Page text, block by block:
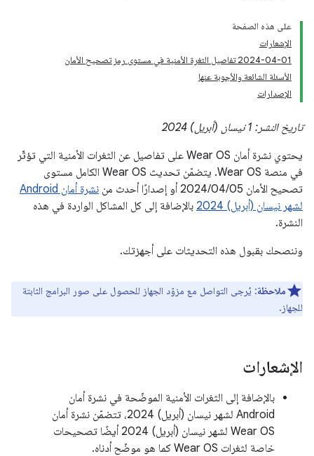
على هذه الصفحة
الإشعارات
‎2024-04-01 تفاصيل الثغرة الأمنية في مستوى رمز تصحيح الأمان
الأسئلة الشائعة والأجوبة عنها
الإصدارات
تاريخ النشر: 1 نيسان (أبريل) 2024
يحتوي نشرة أمان Wear OS على تفاصيل عن الثغرات الأمنية التي تؤثّر
في منصة Wear OS. يتضمّن تحديث Wear OS الكامل مستوى
تصحيح الأمان ‎05‏/04‏/2024 أو إصدارًا أحدث من
نشرة أمان Android
لشهر نيسان (أبريل) 2024
بالإضافة إلى كل المشاكل الواردة في هذه
النشرة.
وننصحك بقبول هذه التحديثات على أجهزتك.
ملاحظة: يُرجى التواصل مع مزوّد الجهاز للحصول على صور البرامج الثابتة
للجهاز.
الإشعارات
بالإضافة إلى الثغرات الأمنية الموضّحة في نشرة أمان
Android لشهر نيسان (أبريل) 2024، تتضمّن نشرة أمان
Wear OS لشهر نيسان (أبريل) 2024 أيضًا تصحيحات
خاصة لثغرات Wear OS كما هو موضّح أدناه.